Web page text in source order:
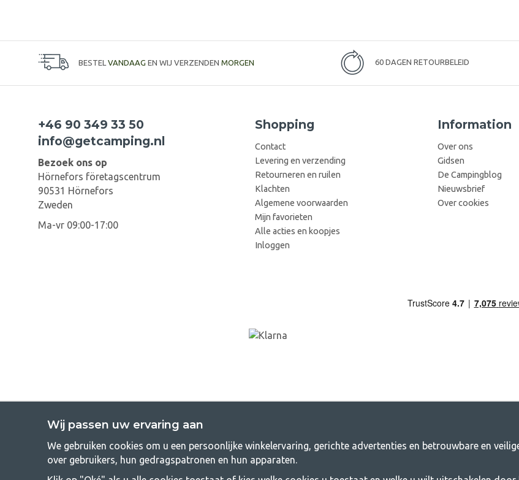
BESTEL VANDAAG EN WIJ VERZENDEN MORGEN 60 DAGEN RETOURBELEID
+46 90 349 33 50
info@getcamping.nl
Bezoek ons op
Hörnefors företagscentrum
90531 Hörnefors
Zweden
Ma-vr 09:00-17:00
Shopping
Contact
Levering en verzending
Retourneren en ruilen
Klachten
Algemene voorwaarden
Mijn favorieten
Alle acties en koopjes
Inloggen
Information
Over ons
Gidsen
De Campingblog
Nieuwsbrief
Over cookies
GetCamping.nl - Jouw winkel voor kamperen
Wij passen uw ervaring aan
We gebruiken cookies om u een persoonlijke winkelervaring, gerichte advertenties en betrouwbare en
over gebruikers, hun gedragspatronen en hun apparaten.